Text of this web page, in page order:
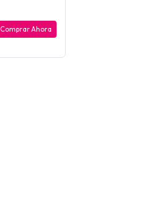
Comprar Ahora